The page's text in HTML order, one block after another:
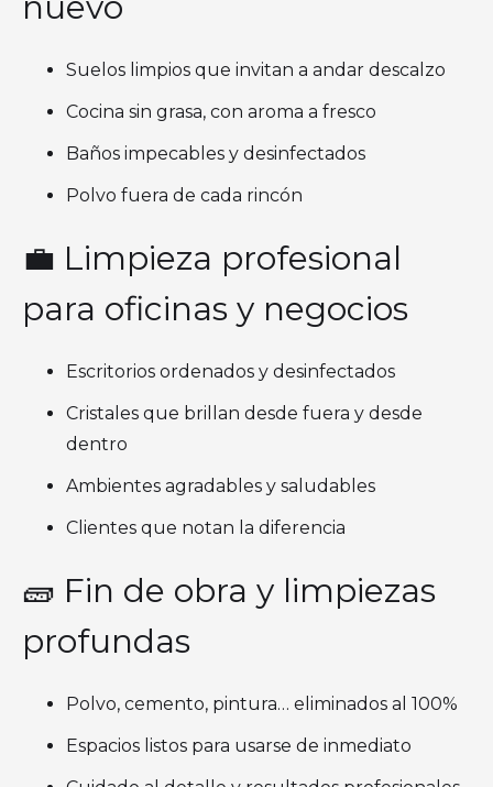
Suelos limpios que invitan a andar descalzo
Cocina sin grasa, con aroma a fresco
Baños impecables y desinfectados
Polvo fuera de cada rincón
💼 Limpieza profesional
para oficinas y negocios
Escritorios ordenados y desinfectados
Cristales que brillan desde fuera y desde
dentro
Ambientes agradables y saludables
Clientes que notan la diferencia
🧱 Fin de obra y limpiezas
profundas
Polvo, cemento, pintura… eliminados al 100%
Espacios listos para usarse de inmediato